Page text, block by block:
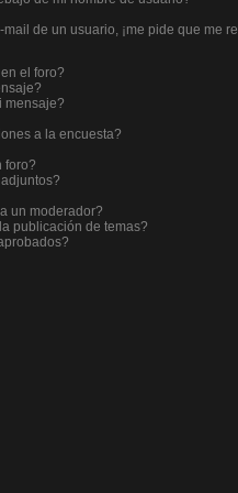
de un usuario, ¡me pide que me
el foro?
mensaje?
a la encuesta?
foro?
un moderador?
publicación de temas?